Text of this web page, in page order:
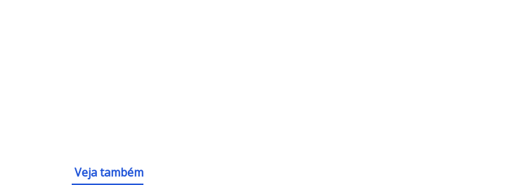
Veja também